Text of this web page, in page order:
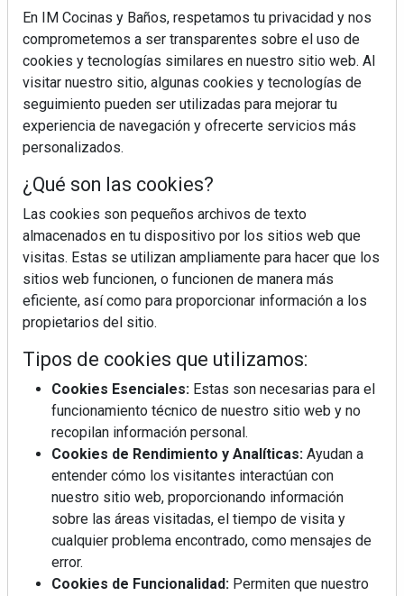
La industrialización, descarbonización y el Plan
BIM España, a debate en REBUILD
MÁS LEÍDOS
La cocina resiste, el mercado duda
MHK Ibérica potencia el crecimiento
de sus asociados con la
marca musterhaus küchen
Diseño, orden y sostenibilidad marcan
En IM Cocinas y Baños, respetamos tu privacidad y nos
comprometemos a ser transparentes sobre el uso de
cookies y tecnologías similares en nuestro sitio web. Al
visitar nuestro sitio, algunas cookies y tecnologías de
seguimiento pueden ser utilizadas para mejorar tu
experiencia de navegación y ofrecerte servicios más
personalizados.
¿Qué son las cookies?
Las cookies son pequeños archivos de texto
almacenados en tu dispositivo por los sitios web que
visitas. Estas se utilizan ampliamente para hacer que los
sitios web funcionen, o funcionen de manera más
eficiente, así como para proporcionar información a los
propietarios del sitio.
Tipos de cookies que utilizamos:
Cookies Esenciales: Estas son necesarias para el
funcionamiento técnico de nuestro sitio web y no
recopilan información personal.
Cookies de Rendimiento y Analíticas: Ayudan a
entender cómo los visitantes interactúan con
nuestro sitio web, proporcionando información
sobre las áreas visitadas, el tiempo de visita y
cualquier problema encontrado, como mensajes de
error.
Cookies de Funcionalidad: Permiten que nuestro